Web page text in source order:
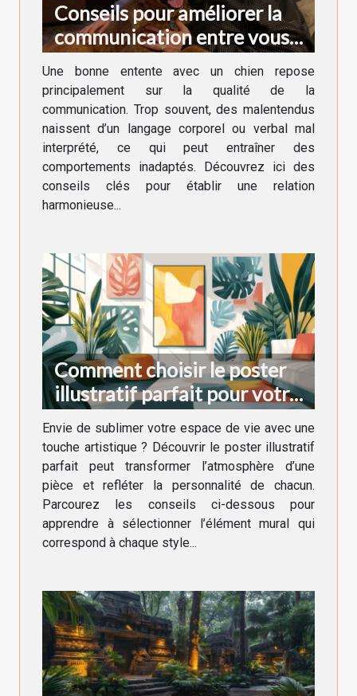
Conseils pour améliorer la
communication entre vous
et votre chien
Une bonne entente avec un chien repose
principalement sur la qualité de la
communication. Trop souvent, des malentendus
naissent d’un langage corporel ou verbal mal
interprété, ce qui peut entraîner des
comportements inadaptés. Découvrez ici des
conseils clés pour établir une relation
harmonieuse...
Comment choisir le poster
illustratif parfait pour votre
décoration intérieure
Envie de sublimer votre espace de vie avec une
touche artistique ? Découvrir le poster illustratif
parfait peut transformer l’atmosphère d’une
pièce et refléter la personnalité de chacun.
Parcourez les conseils ci-dessous pour
apprendre à sélectionner l’élément mural qui
correspond à chaque style...